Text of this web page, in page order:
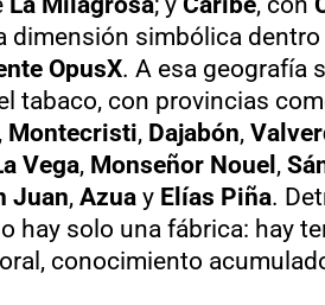
dimensión simbólica
OpusX. A esa geografía
tabaco, con provincias
, Montecristi, Dajabón,
Vega, Monseñor Nouel ,
Juan, Azuay Elías Piña.
hay solo una fábrica: hay
conocimiento